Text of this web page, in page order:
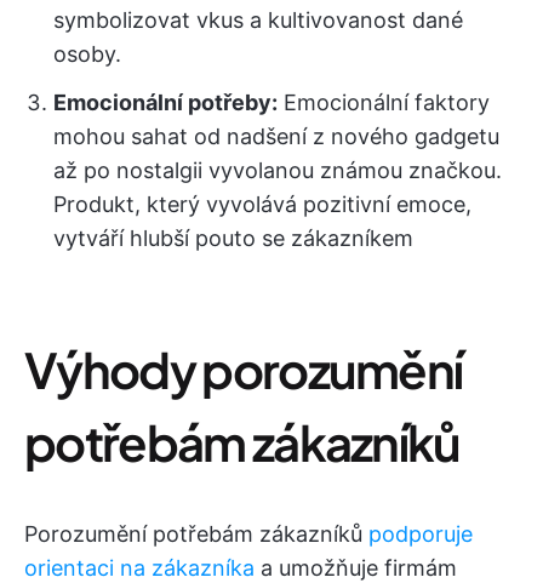
symbolizovat vkus a kultivovanost dané
osoby.
Emocionální potřeby: Emocionální faktory
mohou sahat od nadšení z nového gadgetu
až po nostalgii vyvolanou známou značkou.
Produkt, který vyvolává pozitivní emoce,
vytváří hlubší pouto se zákazníkem
Výhody porozumění
potřebám zákazníků
Porozumění potřebám zákazníků podporuje
orientaci na zákazníka a umožňuje firmám